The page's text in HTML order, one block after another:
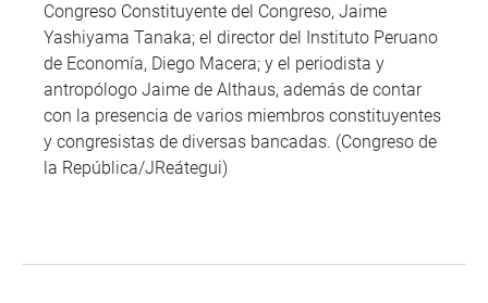
Congreso Constituyente del Congreso, Jaime
Yashiyama Tanaka; el director del Instituto Peruano
de Economía, Diego Macera; y el periodista y
antropólogo Jaime de Althaus, además de contar
con la presencia de varios miembros constituyentes
y congresistas de diversas bancadas. (Congreso de
la República/JReátegui)